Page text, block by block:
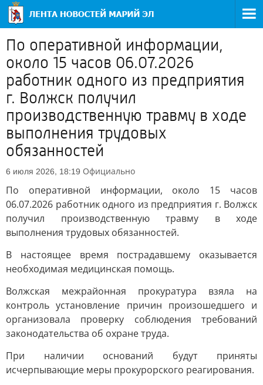
По оперативной информации,
около 15 часов 06.07.2026
работник одного из предприятия
г. Волжск получил
производственную травму в ходе
выполнения трудовых
обязанностей
6 июля 2026, 18:19 Официально
По оперативной информации, около 15 часов
06.07.2026 работник одного из предприятия г. Волжск
получил производственную травму в ходе
выполнения трудовых обязанностей.
В настоящее время пострадавшему оказывается
необходимая медицинская помощь.
Волжская межрайонная прокуратура взяла на
контроль установление причин произошедшего и
организовала проверку соблюдения требований
законодательства об охране труда.
При наличии оснований будут приняты
исчерпывающие меры прокурорского реагирования.